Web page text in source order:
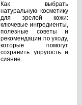
Как выбрать
натуральную косметику
для зрелой кожи:
ключевые ингредиенты,
полезные советы и
рекомендации по уходу,
которые помогут
сохранить упругость и
сияние.